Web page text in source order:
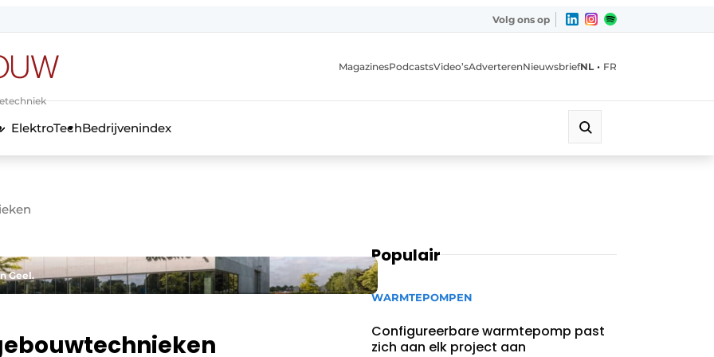
Volg ons op
MagazinesPodcastsVideo’sAdverterenNieuwsbriefNL • FR
ElektroTechBedrijvenindex
Geel.
Populair
WARMTEPOMPEN
Configureerbare warmtepomp past
zich aan elk project aan